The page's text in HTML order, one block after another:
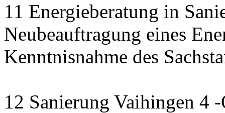
11 Energieberatung in
Neubeauftragung eines
Kenntnisnahme des
12 Sanierung Vaihingen 4